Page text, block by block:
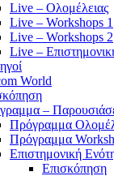
Live – Ολομέλειας
Live – Workshops 1
Live – Workshops 2
Live –
World
–
Πρόγραμμα
Πρόγραμμα
Επιστημονική
Επισκόπηση